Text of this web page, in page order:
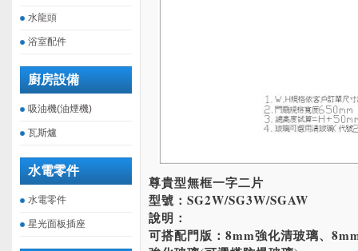
水龍頭
浴室配件
廚房設備
吸油機(油煙機)
瓦斯爐
水電零件
水電零件
星光面板插座
尊貴型無框一字二片
型號：SG2W/SG3W/SGAW
說明：
可搭配門版：8mm強化清玻璃、